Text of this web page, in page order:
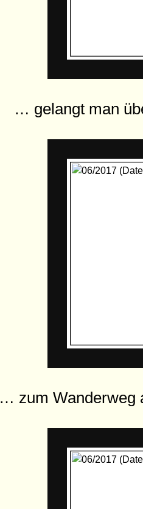
… gelangt man
… zum Wanderweg